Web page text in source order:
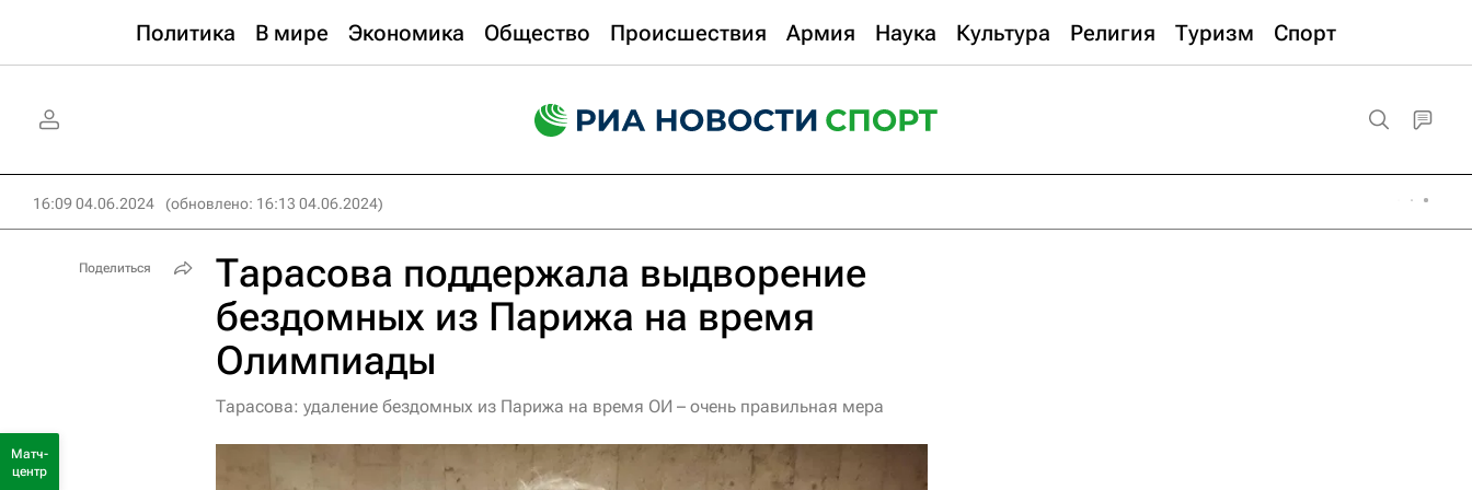
Политика В мире Экономика Общество Происшествия Армия Наука Культура Религия Туризм Спорт
16:09 04.06.2024 (обновлено: 16:13 04.06.2024)
Тарасова поддержала выдворение
бездомных из Парижа на время
Олимпиады
Тарасова: удаление бездомных из Парижа на время ОИ – очень правильная мера
Поделиться
Матч-
центр